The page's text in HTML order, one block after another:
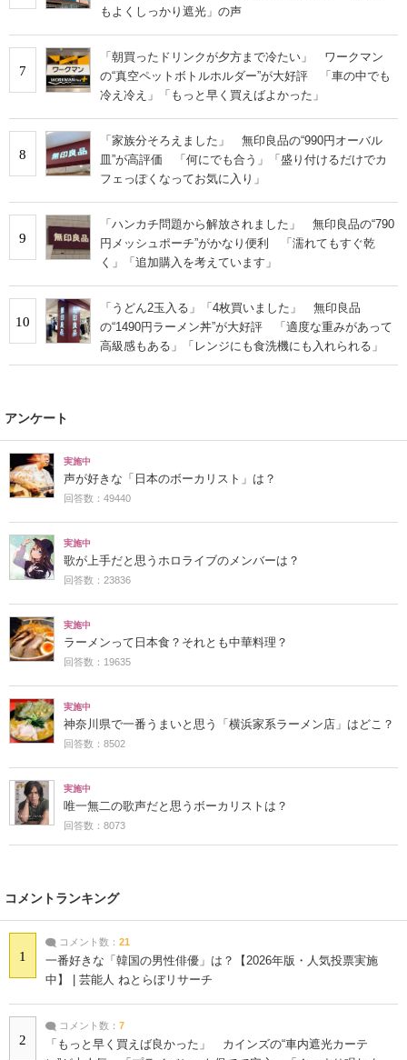
もよくしっかり遮光」の声
7
「朝買ったドリンクが夕方まで冷たい」 ワークマン
の“真空ペットボトルホルダー”が大好評 「車の中でも
冷え冷え」「もっと早く買えばよかった」
8
「家族分そろえました」 無印良品の“990円オーバル
皿”が高評価 「何にでも合う」「盛り付けるだけでカ
フェっぽくなってお気に入り」
9
「ハンカチ問題から解放されました」 無印良品の“790
円メッシュポーチ”がかなり便利 「濡れてもすぐ乾
く」「追加購入を考えています」
10
「うどん2玉入る」「4枚買いました」 無印良品
の“1490円ラーメン丼”が大好評 「適度な重みがあって
高級感もある」「レンジにも食洗機にも入れられる」
アンケート
実施中
声が好きな「日本のボーカリスト」は？
回答数：49440
実施中
歌が上手だと思うホロライブのメンバーは？
回答数：23836
実施中
ラーメンって日本食？それとも中華料理？
回答数：19635
実施中
神奈川県で一番うまいと思う「横浜家系ラーメン店」はどこ？
回答数：8502
実施中
唯一無二の歌声だと思うボーカリストは？
回答数：8073
コメントランキング
1
コメント数： 21
一番好きな「韓国の男性俳優」は？【2026年版・人気投票実施
中】 | 芸能人 ねとらぼリサーチ
2
コメント数： 7
「もっと早く買えば良かった」 カインズの“車内遮光カーテ